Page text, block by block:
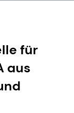
für
aus